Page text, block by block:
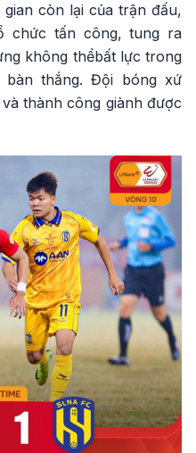
còn lại của trận đấu,
chức tấn công, tung ra
không thểbất lực trong
thắng. Đội bóng xứ
thành công giành được